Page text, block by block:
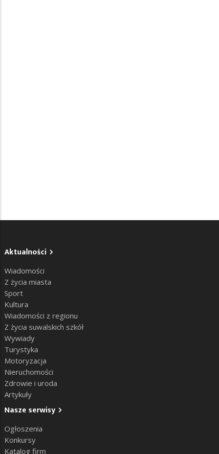
Aktualności
Wiadomości
Z życia miasta
Sport
Kultura
Wiadomości z regionu
Z życia suwalskich szkół
Wywiady
Turystyka
Motoryzacja
Nieruchomości
Zdrowie i uroda
Artykuły
Nasze serwisy
Ogłoszenia
Konkursy
Katalog firm